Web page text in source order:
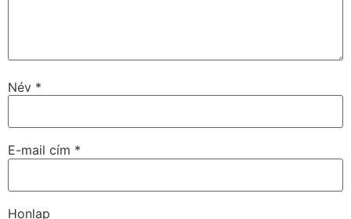
Név *
E-mail cím *
Honlap